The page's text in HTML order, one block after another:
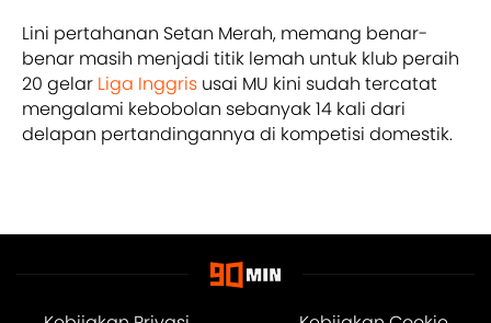
Lini pertahanan Setan Merah, memang benar-
benar masih menjadi titik lemah untuk klub peraih
20 gelar Liga Inggris usai MU kini sudah tercatat
mengalami kebobolan sebanyak 14 kali dari
delapan pertandingannya di kompetisi domestik.